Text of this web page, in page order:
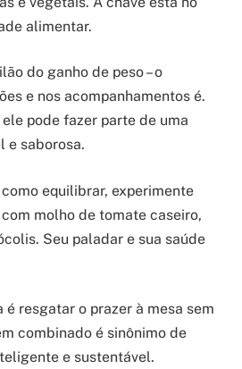
alimentar.
do ganho de peso – o
e nos acompanhamentos é.
pode fazer parte de uma
e saborosa.
equilibrar, experimente
molho de tomate caseiro,
Seu paladar e sua saúde
é resgatar o prazer à mesa sem
combinado é sinônimo de
e sustentável.